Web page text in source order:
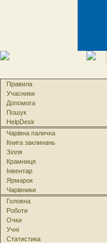
Правила
Учасники
Допомога
Пошук
HelpDesk
Чарівна паличка
Книга заклинань
Зілля
Крамниця
Інвентар
Ярмарок
Чарівники
Головна
Роботи
Очки
Учні
Статистика